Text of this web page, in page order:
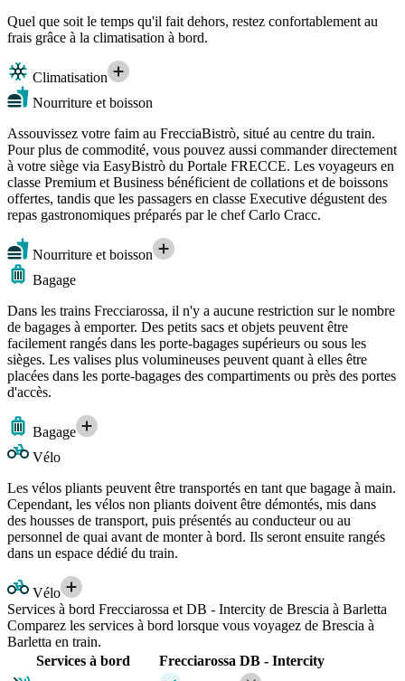
Quel que soit le temps qu'il fait dehors, restez confortablement au
frais grâce à la climatisation à bord.
Climatisation
Nourriture et boisson
Assouvissez votre faim au FrecciaBistrò, situé au centre du train.
Pour plus de commodité, vous pouvez aussi commander directement
à votre siège via EasyBistrò du Portale FRECCE. Les voyageurs en
classe Premium et Business bénéficient de collations et de boissons
offertes, tandis que les passagers en classe Executive dégustent des
repas gastronomiques préparés par le chef Carlo Cracc.
Nourriture et boisson
Bagage
Dans les trains Frecciarossa, il n'y a aucune restriction sur le nombre
de bagages à emporter. Des petits sacs et objets peuvent être
facilement rangés dans les porte-bagages supérieurs ou sous les
sièges. Les valises plus volumineuses peuvent quant à elles être
placées dans les porte-bagages des compartiments ou près des portes
d'accès.
Bagage
Vélo
Les vélos pliants peuvent être transportés en tant que bagage à main.
Cependant, les vélos non pliants doivent être démontés, mis dans
des housses de transport, puis présentés au conducteur ou au
personnel de quai avant de monter à bord. Ils seront ensuite rangés
dans un espace dédié du train.
Vélo
Services à bord Frecciarossa et DB - Intercity de Brescia à Barletta
Comparez les services à bord lorsque vous voyagez de Brescia à
Barletta en train.
Services à bord
Frecciarossa DB - Intercity